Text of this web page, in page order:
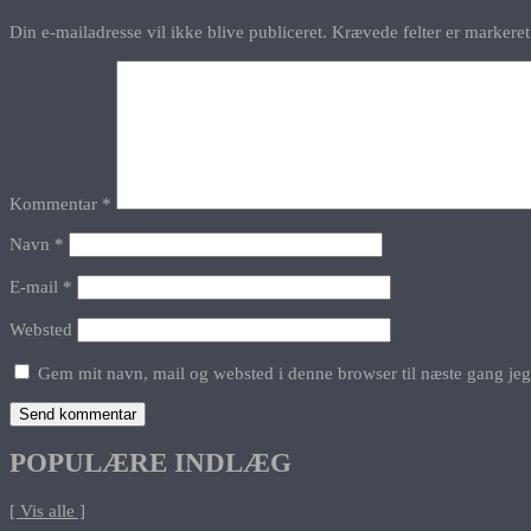
Din e-mailadresse vil ikke blive publiceret. Krævede felter er
Kommentar *
Navn *
E-mail *
Websted
Gem mit navn, mail og websted i denne browser til næste gang
POPULÆRE INDLÆG
[ Vis alle ]